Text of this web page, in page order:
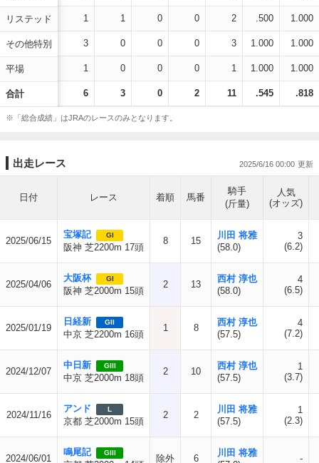
リステッド
その他特別
平場
合計
1 1 0 0 2 .500 1.000
3 0 0 0 3 1.000 1.000
1 0 0 0 1 1.000 1.000
6 3 0 2 11 .545 .818
※「総合成績」はJRAのレースのみとなります。
出走レース 2025/6/16 00:00
日付 レース 着順 馬番
騎手
(斤量)
人気
(オッズ)
2025/06/15
宝塚記 GI
阪神 芝2200m 17頭
8 15
川田 将雅
(58.0)
3
(6.2)
2025/04/06
大阪杯 GI
阪神 芝2000m 15頭
2 13
西村 淳也
(58.0)
4
(6.5)
2025/01/19
日経新 GII
中京 芝2200m 16頭
1 8
西村 淳也
(57.5)
4
(7.2)
2024/12/07
中日新 GIII
中京 芝2000m 18頭
2 10
西村 淳也
(57.5)
1
(3.7)
2024/11/16
アンド L
京都 芝2000m 15頭
2 2
川田 将雅
(57.5)
1
(2.3)
2024/06/01
鳴尾記 GIII
除外 6
川田 将雅
-